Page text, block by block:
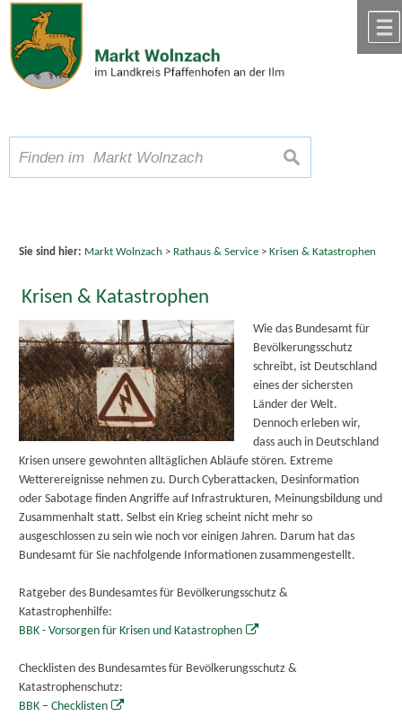
Zum Inhalt,zur Navigation
Schriftgröße A A A suchen
Sie sind hier: Markt Wolnzach > Rathaus & Service> Krisen & Katastrophen
Krisen & Katastrophen
Wie das Bundesamt für
Bevölkerungsschutz
schreibt, ist Deutschland
eines der sichersten
Länder der Welt.
Dennoch erleben wir,
dass auch in Deutschland
Krisen unsere gewohnten alltäglichen Abläufe stören. Extreme
Wetterereignisse nehmen zu. Durch Cyberattacken, Desinformation
oder Sabotage finden Angriffe auf Infrastrukturen, Meinungsbildung und
Zusammenhalt statt. Selbst ein Krieg scheint nicht mehr so
ausgeschlossen zu sein wie noch vor einigen Jahren. Darum hat das
Bundesamt für Sie nachfolgende Informationen zusammengestellt.
Ratgeber des Bundesamtes für Bevölkerungsschutz &
Katastrophenhilfe:
BBK - Vorsorgen für Krisen und Katastrophen
Checklisten des Bundesamtes für Bevölkerungsschutz &
Katastrophenschutz:
BBK – Checklisten